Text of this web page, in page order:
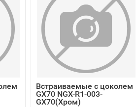
Встраиваемые с цоколем
GX70 NGX-R1-003-
GX70(Хром)